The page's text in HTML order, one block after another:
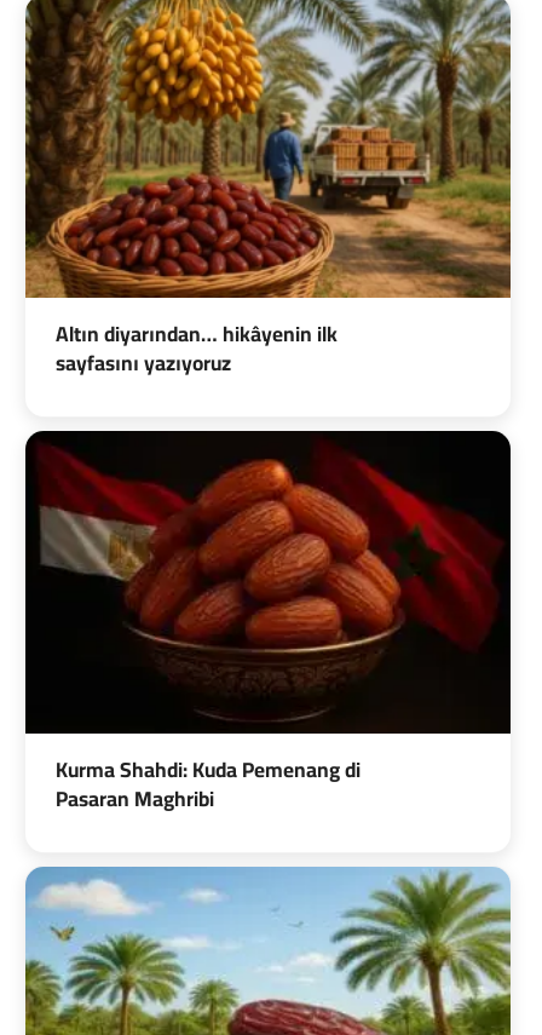
Altın diyarından… hikâyenin ilk
sayfasını yazıyoruz
Kurma Shahdi: Kuda Pemenang di
Pasaran Maghribi